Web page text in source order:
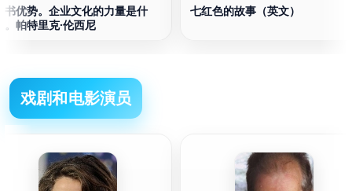
书优势。企业文化的力量是什
。帕特里克·伦西尼
七红色的故事（英文）
戏剧和电影演员